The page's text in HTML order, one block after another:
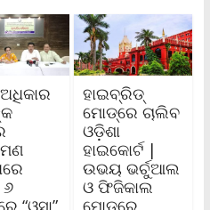
ହାଇବ୍ରିଡ୍
ମୋଡ୍‌ରେ ଚାଲିବ
ଓଡ଼ିଶା
ହାଇକୋର୍ଟ |
ଉଭୟ ଭର୍ଚୁଆଲ
ଓ ଫିଜିକାଲ